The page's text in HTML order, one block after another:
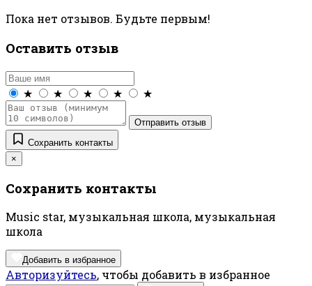
Пока нет отзывов. Будьте первым!
Оставить отзыв
★ ★ ★ ★ ★
Отправить отзыв
Сохранить контакты
×
Сохранить контакты
Music star, музыкальная школа, музыкальная
школа
Добавить в избранное
Авторизуйтесь, чтобы добавить в избранное